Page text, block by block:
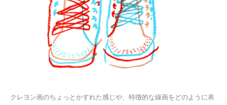
クレヨン画のちょっとかすれた感じや、特徴的な線画をどのように表